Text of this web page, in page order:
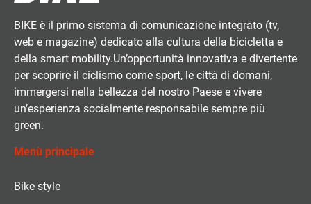
BIKE è il primo sistema di comunicazione integrato (tv,
web e magazine) dedicato alla cultura della bicicletta e
della smart mobility.Un’opportunità innovativa e divertente
per scoprire il ciclismo come sport, le città di domani,
immergersi nella bellezza del nostro Paese e vivere
un’esperienza socialmente responsabile sempre più
green.
Menù principale
Bike style